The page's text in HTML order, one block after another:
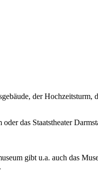
der Hochzeitsturm,
das Staatstheater
gibt u.a. auch das